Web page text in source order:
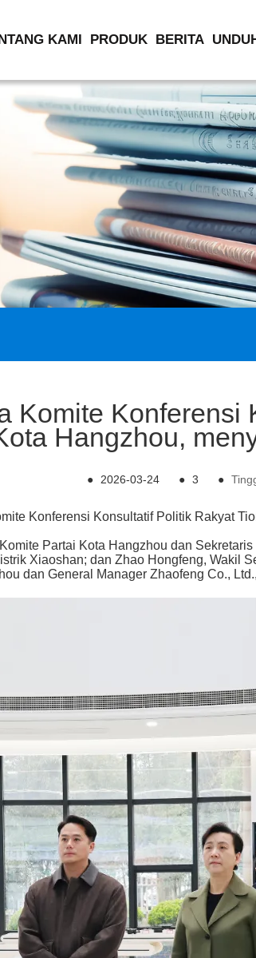
KAMI PRODUK BERITA
Komite
Hangzhou,
● 2026-03-24 ● 3 ●
Konferensi Konsultatif Politik Rakyat
Partai Kota Hangzhou dan
Xiaoshan; dan Zhao Hongfeng, Wakil
dan General Manager Zhaofeng Co.,